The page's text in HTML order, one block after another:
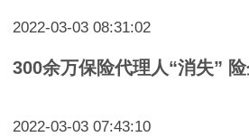
2022-03-03 08:31:02
300余万保险代理人“消失”
2022-03-03 07:43:10